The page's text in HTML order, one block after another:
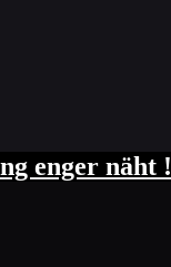
enger näht !